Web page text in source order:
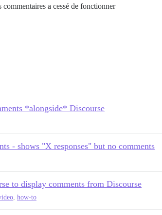
a cessé de fonctionner
*alongside* Discourse
- shows "X responses" but no comments
to display comments from Discourse
, how-to